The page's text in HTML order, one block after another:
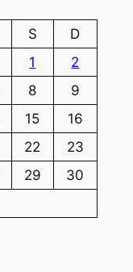
S
D
1
2
8
9
15
16
22
23
29
30